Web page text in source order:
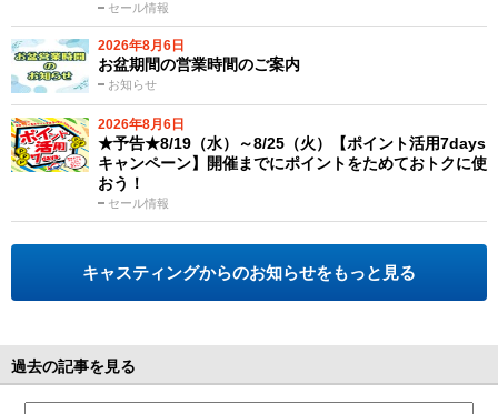
セール情報
2026年8月6日
お知らせ
お盆期間の営業時間のご案内
2026年8月6日
セール情報
★予告★8/19（水）～8/25（火）【ポイント活用7days
キャンペーン】開催までにポイントをためておトクに使
おう！
キャスティングからのお知らせをもっと見る
過去の記事を見る